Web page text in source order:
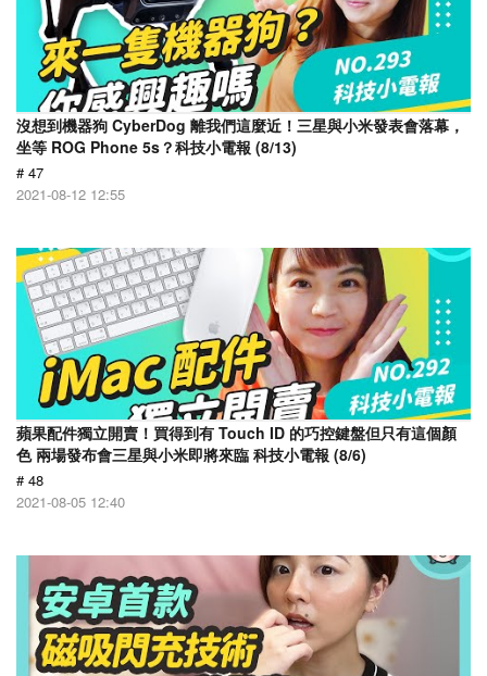
沒想到機器狗 CyberDog 離我們這麼近！三星與小米發表會落幕，
坐等 ROG Phone 5s？科技小電報 (8/13)
# 47
2021-08-12 12:55
蘋果配件獨立開賣！買得到有 Touch ID 的巧控鍵盤但只有這個顏
色 兩場發布會三星與小米即將來臨 科技小電報 (8/6)
# 48
2021-08-05 12:40